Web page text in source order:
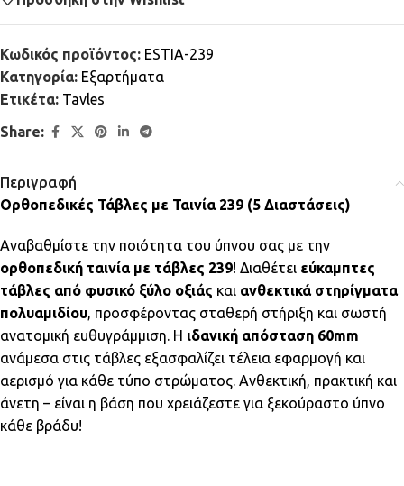
Κωδικός προϊόντος: ESTIA-239
Κατηγορία: Εξαρτήματα
Ετικέτα: Tavles
Share:
Περιγραφή
Ορθοπεδικές Τάβλες με Ταινία 239 (5 Διαστάσεις)
Αναβαθμίστε την ποιότητα του ύπνου σας με την
ορθοπεδική ταινία με τάβλες 239! Διαθέτει εύκαμπτες
τάβλες από φυσικό ξύλο οξιάς και ανθεκτικά στηρίγματα
πολυαμιδίου, προσφέροντας σταθερή στήριξη και σωστή
ανατομική ευθυγράμμιση. Η ιδανική απόσταση 60mm
ανάμεσα στις τάβλες εξασφαλίζει τέλεια εφαρμογή και
αερισμό για κάθε τύπο στρώματος. Ανθεκτική, πρακτική και
άνετη – είναι η βάση που χρειάζεστε για ξεκούραστο ύπνο
κάθε βράδυ!